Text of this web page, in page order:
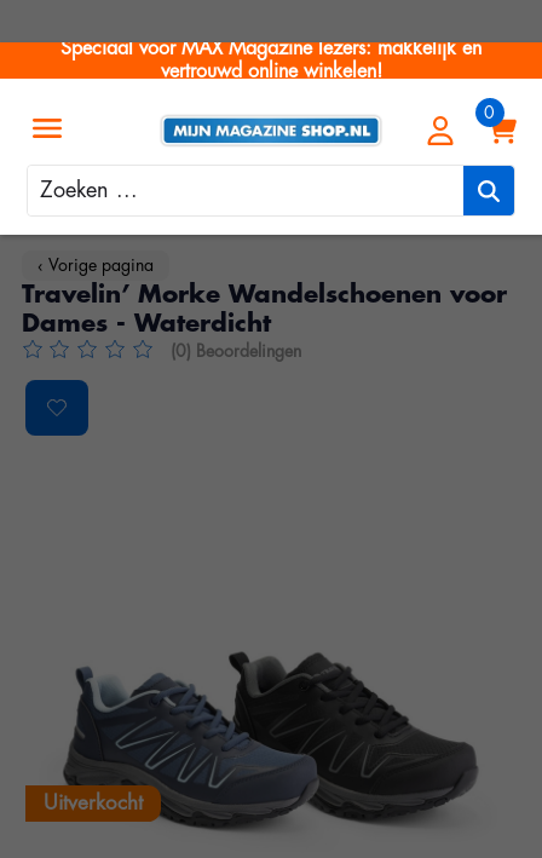
Speciaal voor MAX Magazine lezers: makkelijk en
vertrouwd online winkelen!
Zoeken
‹ Vorige pagina
Travelin’ Morke Wandelschoenen voor
Dames - Waterdicht
De beoordeling van dit product is0van de 5
(0) Beoordelingen
Product image slideshow Items
Uitverkocht